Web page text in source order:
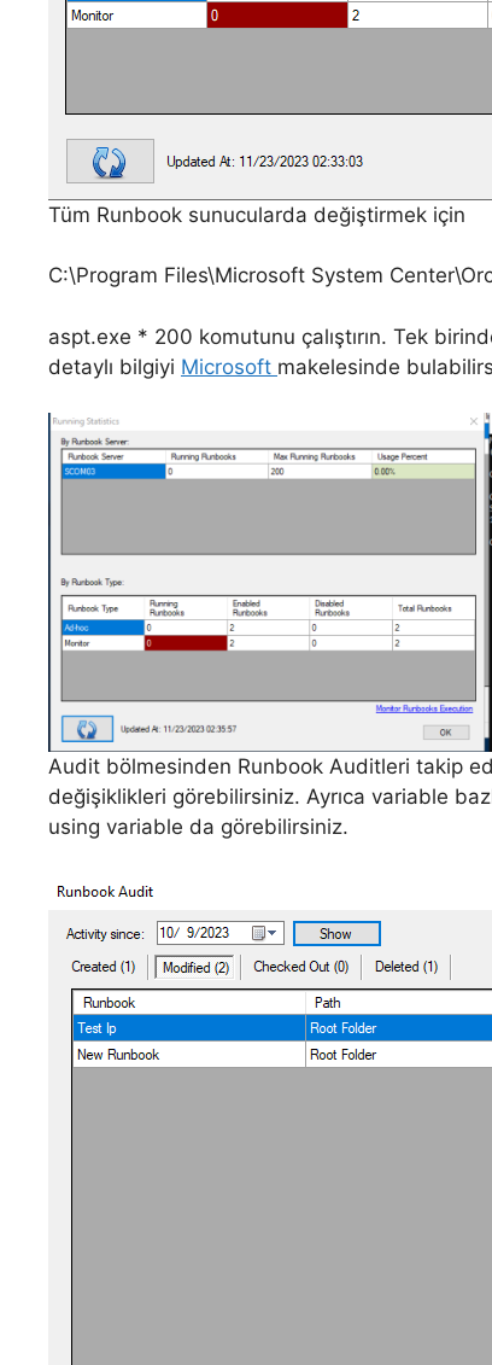
Tüm Runbook sunucularda değiştirmek için
C:\Program Files\Microsoft System
aspt.exe * 200 komutunu çalıştırın. Tek
detaylı bilgiyi Microsoft makelesinde
Audit bölmesinden Runbook Auditleri takip
değişiklikleri görebilirsiniz. Ayrıca variable
using variable da görebilirsiniz.